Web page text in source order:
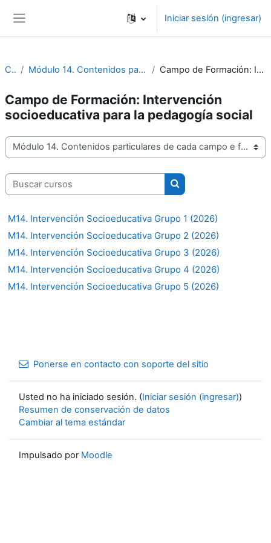
Iniciar sesión (ingresar)
Cursos Módulo 14. Contenidos particulares de cada campo e formación y acción educativo Campo de Formación: Intervención socioeducativa para la pedagogía social
Campo de Formación: Intervención
socioeducativa para la pedagogía social
Categorías
Buscar cursos
Buscar cursos
M14. Intervención Socioeducativa Grupo 1 (2026)
M14. Intervención Socioeducativa Grupo 2 (2026)
M14. Intervención Socioeducativa Grupo 3 (2026)
M14. Intervención Socioeducativa Grupo 4 (2026)
M14. Intervención Socioeducativa Grupo 5 (2026)
Ponerse en contacto con soporte del sitio
Usted no ha iniciado sesión. (Iniciar sesión (ingresar))
Resumen de conservación de datos
Cambiar al tema estándar
Impulsado por Moodle